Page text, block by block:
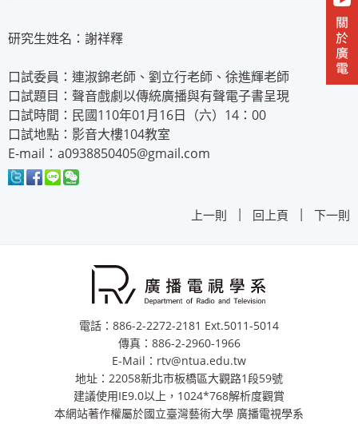
研究生姓名：謝祥釋
口試委員：連淑錦老師、劉立行老師、徐進輝老師
口試題目：聲音戲劇以傳統廣播與有聲電子書呈現
口試時間：民國110年01月16日（六）14：00
口試地點：影音大樓104教室
E-mail：a0938850405@gmail.com
上一則 | 回上頁 | 下一則
電話：886-2-2272-2181 Ext.5011-5014
傳真：886-2-2960-1966
E-Mail：rtv@ntua.edu.tw
地址：22058新北市板橋區大觀路1段59號
建議使用IE9.0以上，1024*768解析度觀賞
本網站著作權屬於國立臺灣藝術大學 廣播電視學系